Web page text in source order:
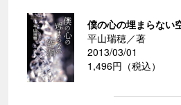
僕の心の埋まらない
平山瑞穂／著
2013/03/01
1,496円（税込）